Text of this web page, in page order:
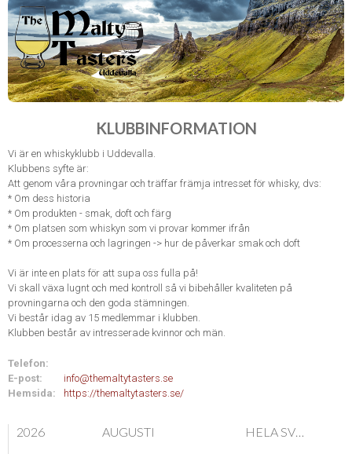
KLUBBINFORMATION
Vi är en whiskyklubb i Uddevalla.
Klubbens syfte är:
Att genom våra provningar och träffar främja intresset för whisky, dvs:
* Om dess historia
* Om produkten - smak, doft och färg
* Om platsen som whiskyn som vi provar kommer ifrån
* Om processerna och lagringen -> hur de påverkar smak och doft
Vi är inte en plats för att supa oss fulla på!
Vi skall växa lugnt och med kontroll så vi bibehåller kvaliteten på
provningarna och den goda stämningen.
Vi består idag av 15 medlemmar i klubben.
Klubben består av intresserade kvinnor och män.
Telefon:
E-post:
info@themaltytasters.se
Hemsida:
https://themaltytasters.se/
2026 AUGUSTI HELA SVERIGE